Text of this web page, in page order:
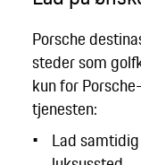
Porsche
steder som
kun for
tjenesten:
Lad